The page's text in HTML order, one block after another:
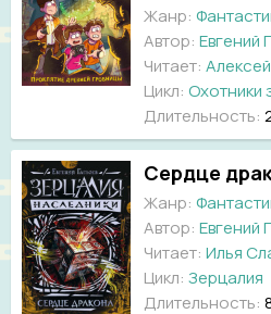
Жанр:
Автор: Евгений
Читает:
Цикл: Охотники
Длительность:
Сердце
Жанр:
Автор: Евгений
Читает: Илья
Цикл: Зерцалия
Длительность: